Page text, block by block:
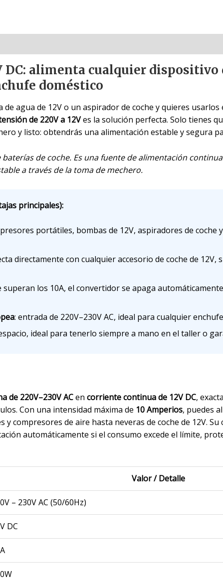
DC: alimenta cualquier dispositivo
doméstico
agua de 12V o un aspirador de coche y quieres usarlos
de 220V a 12Ves la solución perfecta. Solo tienes
y listo: obtendrás una alimentación estable y segura
de coche. Es una fuente de alimentación
a través de la toma de mechero.
principales):
portátiles, bombas de 12V, aspiradores de coche
directamente con cualquier accesorio de coche de 12V,
superan los 10A, el convertidor se apaga
: entrada de 220V–230V AC, ideal para cualquier
ideal para tenerlo siempre a mano en el taller o
de 220V–230V ACen corriente continua de 12V DC,
Con una intensidad máxima de 10 Amperios, puedes
y compresores de aire hasta neveras de coche de 12V.
automáticamente si el consumo excede el límite,
Valor / Detalle
– 230V AC (50/60Hz)
DC